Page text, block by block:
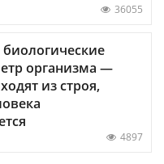
36055
организма —
из строя,
4897